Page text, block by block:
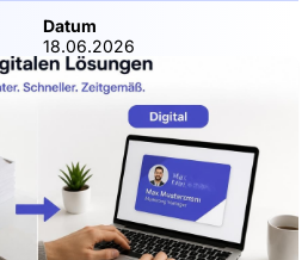
Datum
18.06.2026